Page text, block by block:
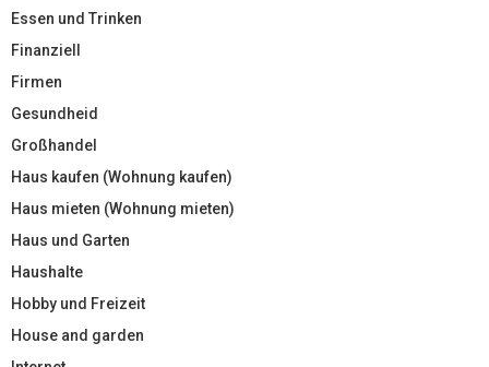
Essen und Trinken
Finanziell
Firmen
Gesundheid
Großhandel
Haus kaufen (Wohnung kaufen)
Haus mieten (Wohnung mieten)
Haus und Garten
Haushalte
Hobby und Freizeit
House and garden